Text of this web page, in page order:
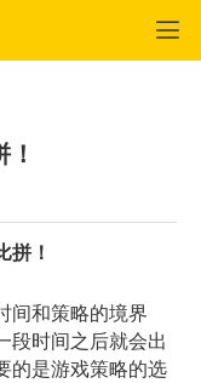
拼！
间和策略的境界
段时间之后就会出
的是游戏策略的选